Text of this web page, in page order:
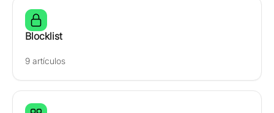
Blocklist
9 artículos